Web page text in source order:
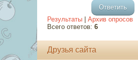
Результаты
Архив опросов
Всего ответов: 6
Друзья сайта